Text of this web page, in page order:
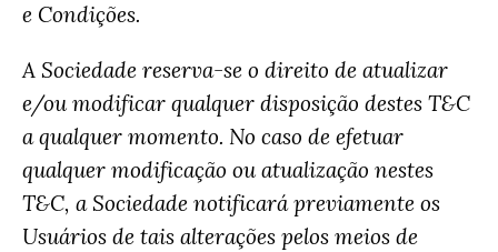
e Condições.
A Sociedade reserva-se o direito de atualizar
e/ou modificar qualquer disposição destes T&C
a qualquer momento. No caso de efetuar
qualquer modificação ou atualização nestes
T&C, a Sociedade notificará previamente os
Usuários de tais alterações pelos meios de